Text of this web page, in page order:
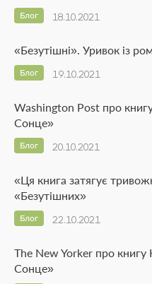
18.10.2021
Блог
«Безутішні». Уривок із
19.10.2021
Блог
Washington Post про
Сонце»
20.10.2021
Блог
«Ця книга затягує
«Безутішних»
22.10.2021
Блог
The New Yorker про книгу
Сонце»